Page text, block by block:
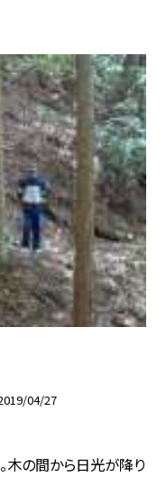
04/27
木の間から日光が降り